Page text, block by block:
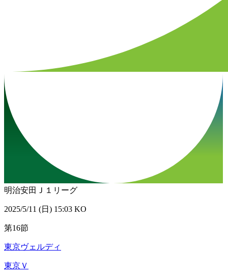
明治安田Ｊ１リーグ
2025/5/11 (日) 15:03 KO
第16節
東京ヴェルディ
東京Ｖ